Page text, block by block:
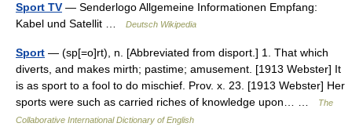
Sport TV — Senderlogo Allgemeine Informationen Empfang:
Kabel und Satellit …
Deutsch Wikipedia
Sport — (sp[=o]rt), n. [Abbreviated from disport.] 1. That which
diverts, and makes mirth; pastime; amusement. [1913 Webster] It
is as sport to a fool to do mischief. Prov. x. 23. [1913 Webster] Her
sports were such as carried riches of knowledge upon… …
The
Collaborative International Dictionary of English